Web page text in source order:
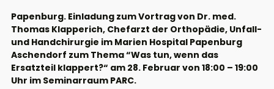
Papenburg. Einladung zum Vortrag von Dr. med.
Thomas Klapperich, Chefarzt der Orthopädie, Unfall-
und Handchirurgie im Marien Hospital Papenburg
Aschendorf zum Thema “Was tun, wenn das
Ersatzteil klappert?“ am 28. Februar von 18:00 – 19:00
Uhr im Seminarraum PARC.